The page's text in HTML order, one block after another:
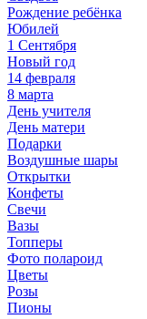
Рождение ребёнка
Юбилей
1 Сентября
Новый год
14 февраля
8 марта
День учителя
День матери
Подарки
Воздушные шары
Открытки
Конфеты
Свечи
Вазы
Топперы
Фото полароид
Цветы
Розы
Пионы